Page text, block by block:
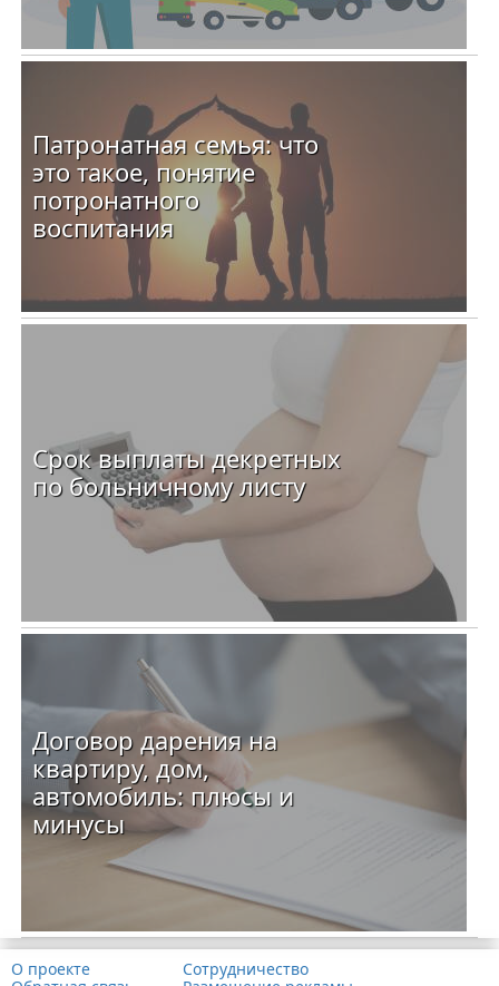
Патронатная семья: что
это такое, понятие
потронатного
воспитания
Срок выплаты декретных
по больничному листу
Договор дарения на
квартиру, дом,
автомобиль: плюсы и
минусы
О проекте
Сотрудничество